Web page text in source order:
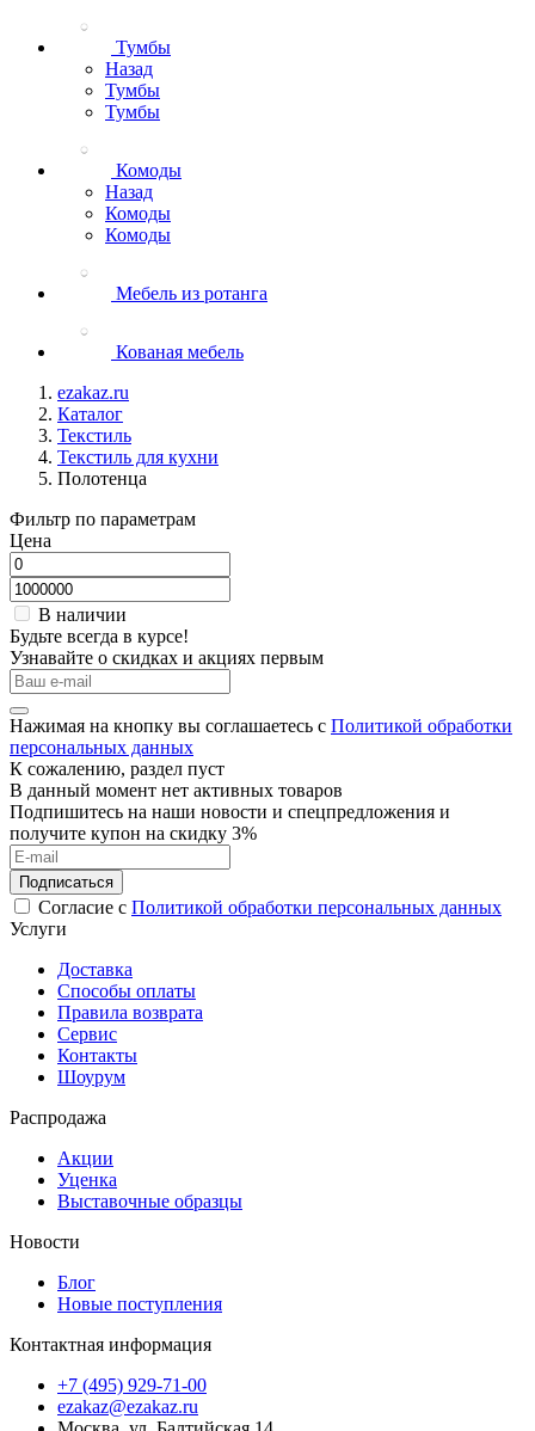
Тумбы
Назад
Тумбы
Тумбы
Комоды
Назад
Комоды
Комоды
Мебель из ротанга
Кованая мебель
ezakaz.ru
Каталог
Текстиль
Текстиль для кухни
Полотенца
Фильтр по параметрам
Цена
В наличии
Будьте всегда в курсе!
Узнавайте о скидках и акциях первым
Нажимая на кнопку вы соглашаетесь с Политикой обработки
персональных данных
К сожалению, раздел пуст
В данный момент нет активных товаров
Подпишитесь на наши новости и спецпредложения и
получите купон на скидку 3%
Подписаться
Согласие с Политикой обработки персональных данных
Услуги
Доставка
Способы оплаты
Правила возврата
Сервис
Контакты
Шоурум
Распродажа
Акции
Уценка
Выставочные образцы
Новости
Блог
Новые поступления
Контактная информация
+7 (495) 929-71-00
ezakaz@ezakaz.ru